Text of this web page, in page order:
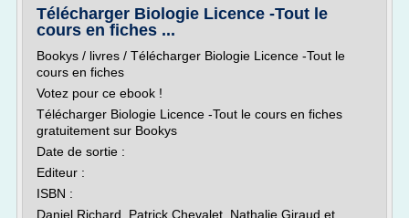
Télécharger Biologie Licence -Tout le
cours en fiches ...
Bookys / livres / Télécharger Biologie Licence -Tout le
cours en fiches
Votez pour ce ebook !
Télécharger Biologie Licence -Tout le cours en fiches
gratuitement sur Bookys
Date de sortie :
Editeur :
ISBN :
Daniel Richard, Patrick Chevalet, Nathalie Giraud et